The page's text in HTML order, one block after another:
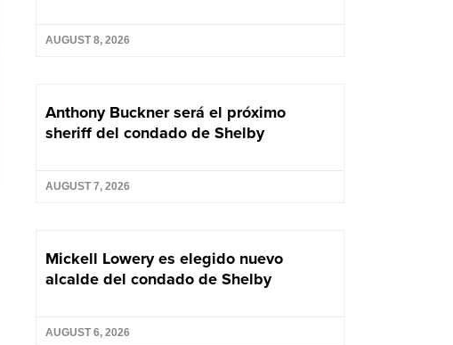
AUGUST 8, 2026
Anthony Buckner será el próximo
sheriff del condado de Shelby
AUGUST 7, 2026
Mickell Lowery es elegido nuevo
alcalde del condado de Shelby
AUGUST 6, 2026